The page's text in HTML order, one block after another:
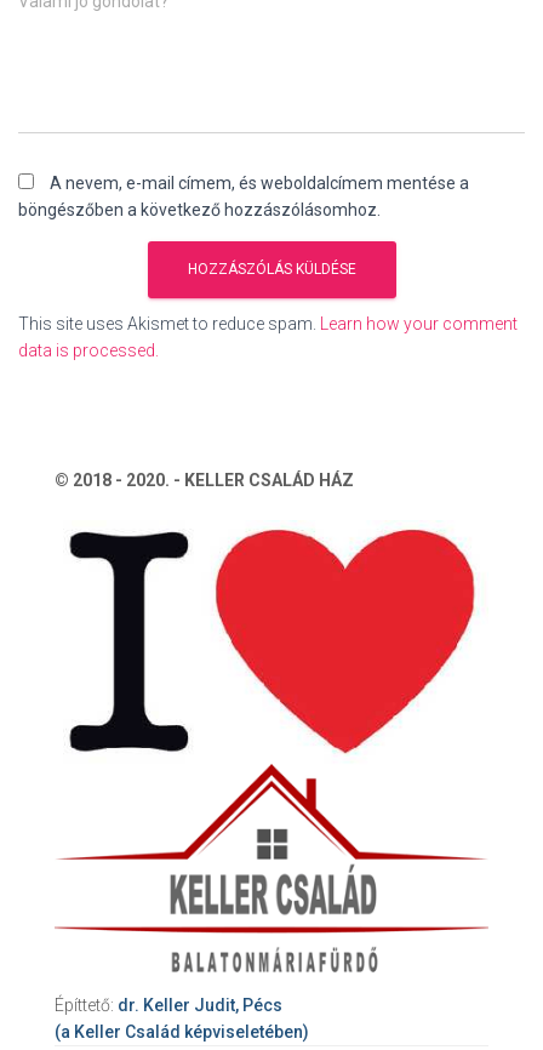
A nevem, e-mail címem, és weboldalcímem mentése a
böngészőben a következő hozzászólásomhoz.
This site uses Akismet to reduce spam.
Learn how your comment
data is processed.
© 2018 - 2020. - KELLER CSALÁD HÁZ
Építtető: dr. Keller Judit, Pécs
(a Keller Család képviseletében)